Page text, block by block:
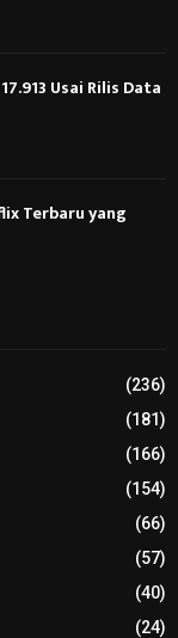
Usai Rilis Data
Terbaru yang
(236)
(181)
(166)
(154)
(66)
(57)
(40)
(24)